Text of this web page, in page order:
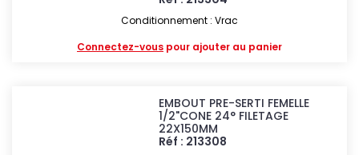
Conditionnement : Vrac
Connectez-vous pour ajouter au panier
EMBOUT PRE-SERTI FEMELLE
1/2"CONE 24° FILETAGE
22X150MM
Réf : 213308